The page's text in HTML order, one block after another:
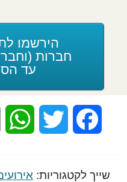
חברות
עד
Facebook
Twitter
שייך לקטגוריות: